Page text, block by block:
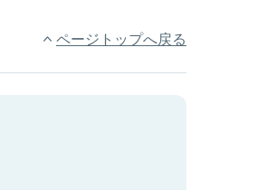
ページトップへ戻る